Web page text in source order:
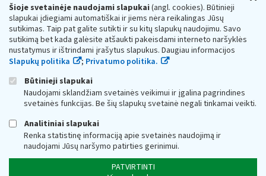
Šioje svetainėje naudojami slapukai(angl. cookies). Būtinieji
slapukai įdiegiami automatiškai ir jiems nėra reikalingas Jūsų
sutikimas. Taip pat galite sutikti ir su kitų slapukų naudojimu. Savo
sutikimą bet kada galėsite atšaukti pakeisdami interneto naršyklės
nustatymus ir ištrindami įrašytus slapukus. Daugiau informacijos
Slapukų politika
; Privatumo politika.
Būtinieji slapukai
Naudojami sklandžiam svetainės veikimui ir įgalina pagrindines
svetainės funkcijas. Be šių slapukų svetainė negali tinkamai veikti.
Analitiniai slapukai
Renka statistinę informaciją apie svetainės naudojimą ir
naudojami Jūsų naršymo patirties gerinimui.
PATVIRTINTI
Respublikos finansų ministerijos
Biudžetinė įstaiga. Juridinio asmens kodas — 188659752,
adresas: Vasario 16-osios g. 14, 01107 Vilnius, Lietuva, el.paštas:
vmi@vmi.lt, E. pristatymo dėžutės adresas 188659752
Duomenys apie Valstybinę mokesčių inspekciją prie Lietuvos
Respublikos finansų ministerijos kaupiami ir saugomi Juridinių